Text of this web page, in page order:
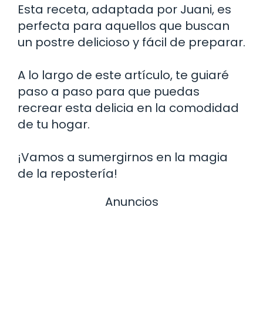
Esta receta, adaptada por Juani, es
perfecta para aquellos que buscan
un postre delicioso y fácil de preparar.
A lo largo de este artículo, te guiaré
paso a paso para que puedas
recrear esta delicia en la comodidad
de tu hogar.
¡Vamos a sumergirnos en la magia
de la repostería!
Anuncios